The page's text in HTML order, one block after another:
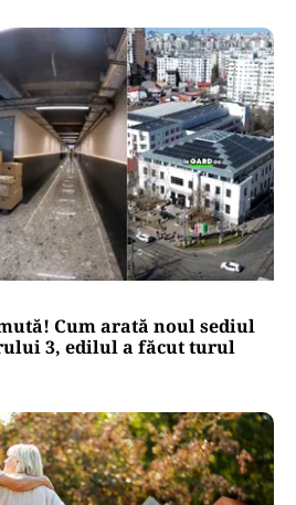
Cum arată noul sediul
3, edilul a făcut turul